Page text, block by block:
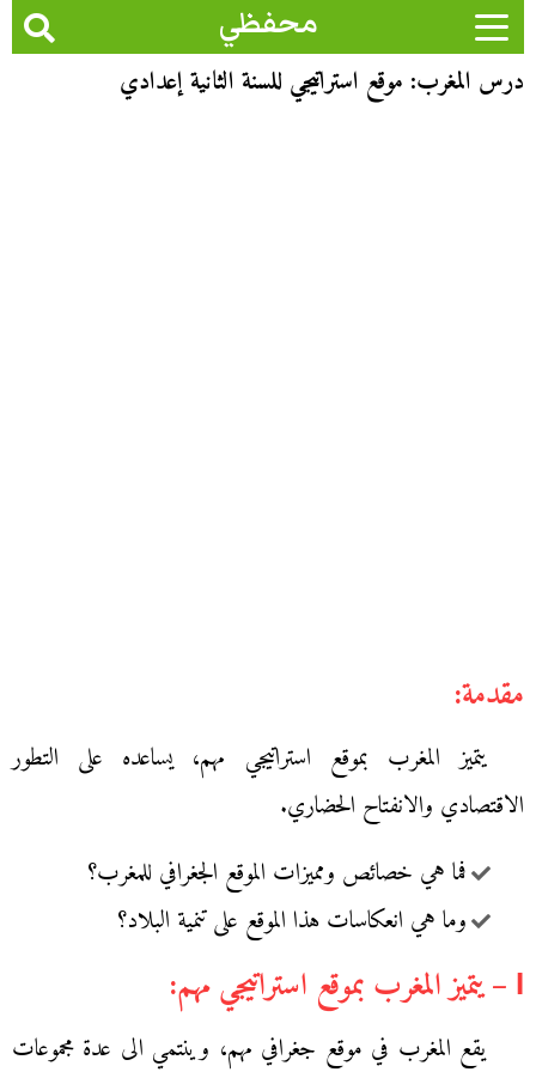
محفظي
درس المغرب: موقع استراتيجي للسنة الثانية إعدادي
مقدمة:
يتميز المغرب بموقع استراتيجي مهم، يساعده على التطور
الاقتصادي والانفتاح الحضاري.
فما هي خصائص ومميزات الموقع الجغرافي للمغرب؟
وما هي انعكاسات هذا الموقع على تنمية البلاد؟
І – يتميز المغرب بموقع استراتيجي مهم:
يقع المغرب في موقع جغرافي مهم، وينتمي الى عدة مجموعات